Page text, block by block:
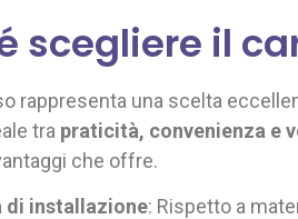
scegliere il
rappresenta una scelta
tra praticità, convenienza e
che offre.
di installazione: Rispetto a